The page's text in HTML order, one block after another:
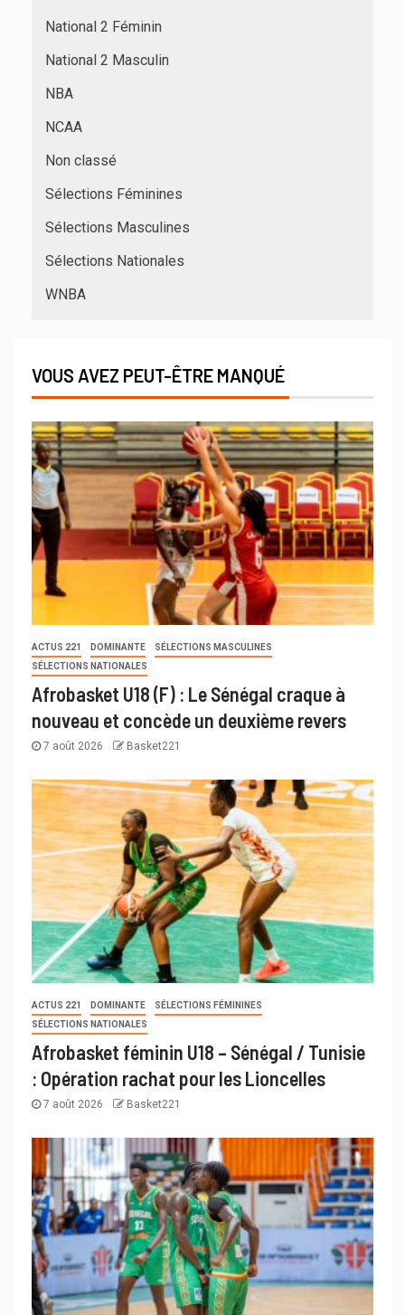
National 2 Féminin
National 2 Masculin
NBA
NCAA
Non classé
Sélections Féminines
Sélections Masculines
Sélections Nationales
WNBA
VOUS AVEZ PEUT-ÊTRE MANQUÉ
ACTUS 221 DOMINANTE
SÉLECTIONS MASCULINES
SÉLECTIONS NATIONALES
Afrobasket U18 (F) : Le Sénégal craque à
nouveau et concède un deuxième revers
7 août 2026 Basket221
ACTUS 221 DOMINANTE
SÉLECTIONS FÉMININES
SÉLECTIONS NATIONALES
Afrobasket féminin U18 – Sénégal / Tunisie
: Opération rachat pour les Lioncelles
7 août 2026 Basket221